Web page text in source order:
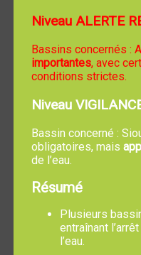
Niveau ALERTE
Bassins concernés :
importantes, avec
conditions strictes.
Niveau
Bassin concerné :
obligatoires, mais
de l’eau.
Résumé
Plusieurs
entraînant
l’eau.